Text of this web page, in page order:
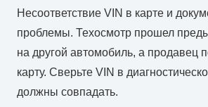
Несоответствие VIN в карте и
проблемы. Техосмотр прошел
на другой автомобиль, а продавец
карту. Сверьте VIN в
должны совпадать.